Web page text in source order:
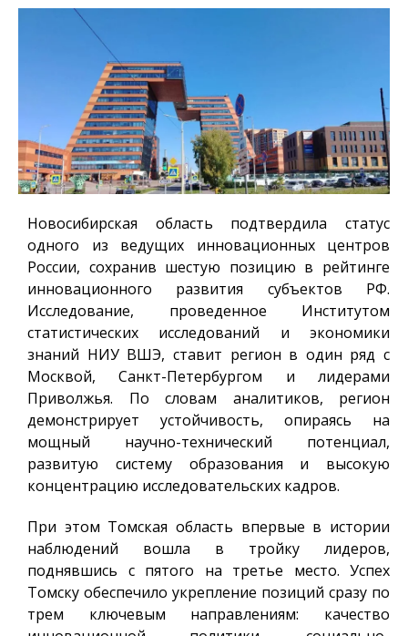
Новосибирская область подтвердила статус
одного из ведущих инновационных центров
России, сохранив шестую позицию в рейтинге
инновационного развития субъектов РФ.
Исследование, проведенное Институтом
статистических исследований и экономики
знаний НИУ ВШЭ, ставит регион в один ряд с
Москвой, Санкт-Петербургом и лидерами
Приволжья. По словам аналитиков, регион
демонстрирует устойчивость, опираясь на
мощный научно-технический потенциал,
развитую систему образования и высокую
концентрацию исследовательских кадров.
При этом Томская область впервые в истории
наблюдений вошла в тройку лидеров,
поднявшись с пятого на третье место. Успех
Томску обеспечило укрепление позиций сразу по
трем ключевым направлениям: качество